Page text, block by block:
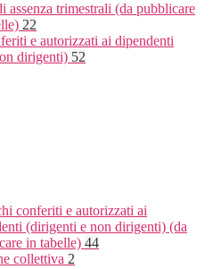
assenza trimestrali (da pubblicare
22
e autorizzati ai dipendenti
dirigenti) 52
conferiti e autorizzati ai
(dirigenti e non dirigenti) (da
in tabelle) 44
collettiva 2